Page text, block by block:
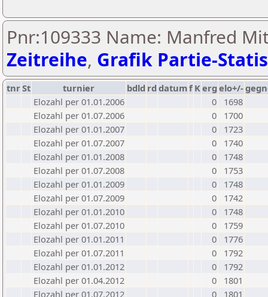
Pnr:109333 Name: Manfred
Zeitreihe, Grafik Partie-
tnrSt turnier bdld rd datumf Kerg elo+/-
Elozahl per 01.01.2006
0
1698
Elozahl per 01.07.2006
0
1700
Elozahl per 01.01.2007
0
1723
Elozahl per 01.07.2007
0
1740
Elozahl per 01.01.2008
0
1748
Elozahl per 01.07.2008
0
1753
Elozahl per 01.01.2009
0
1748
Elozahl per 01.07.2009
0
1742
Elozahl per 01.01.2010
0
1748
Elozahl per 01.07.2010
0
1759
Elozahl per 01.01.2011
0
1776
Elozahl per 01.07.2011
0
1792
Elozahl per 01.01.2012
0
1792
Elozahl per 01.04.2012
0
1801
Elozahl per 01.07.2012
0
1801